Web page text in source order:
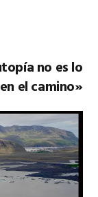
es lo
el camino»